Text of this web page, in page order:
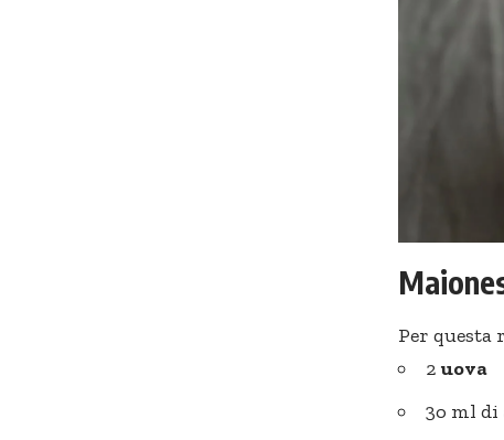
Per questa
2 uova
3o ml di